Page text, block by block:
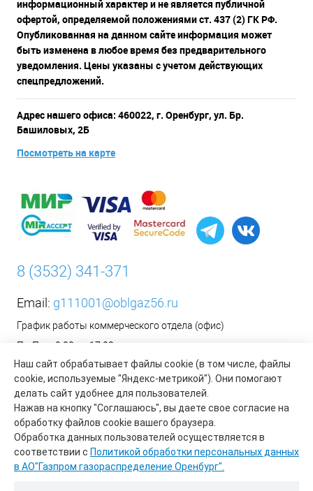
Наш сайт обрабатывает файлы cookie (в том числе, файлы
cookie, используемые "Яндекс-метрикой"). Они помогают
делать сайт удобнее для пользователей.
Нажав на кнопку "Соглашаюсь", вы даете свое согласие на
обработку файлов cookie вашего браузера.
Обработка данных пользователей осуществляется в
соответствии с Политикой обработки персональных данных
в АО"Газпром газораспределение Оренбург".
информационный характер и не является публичной
офертой, определяемой положениями ст. 437 (2) ГК РФ.
Опубликованная на данном сайте информация может
быть изменена в любое время без предварительного
уведомления. Цены указаны с учетом действующих
спецпредложений.
Адрес нашего офиса: 460022, г. Оренбург, ул. Бр.
Башиловых, 2Б
Посмотреть на карте
8 (3532) 341-371
Email: g111001@oblgaz56.ru
График работы коммерческого отдела (офис)
Пн-Пт: с 9:00 до 17:00
Сб-Вс: Выходной
__________________________________________
Оформить заявку на установку бытового газового
оборудования возможно на сайте организации АО «Газпром
газораспределение Оренбург»:https://www.oblgaz56.ru/